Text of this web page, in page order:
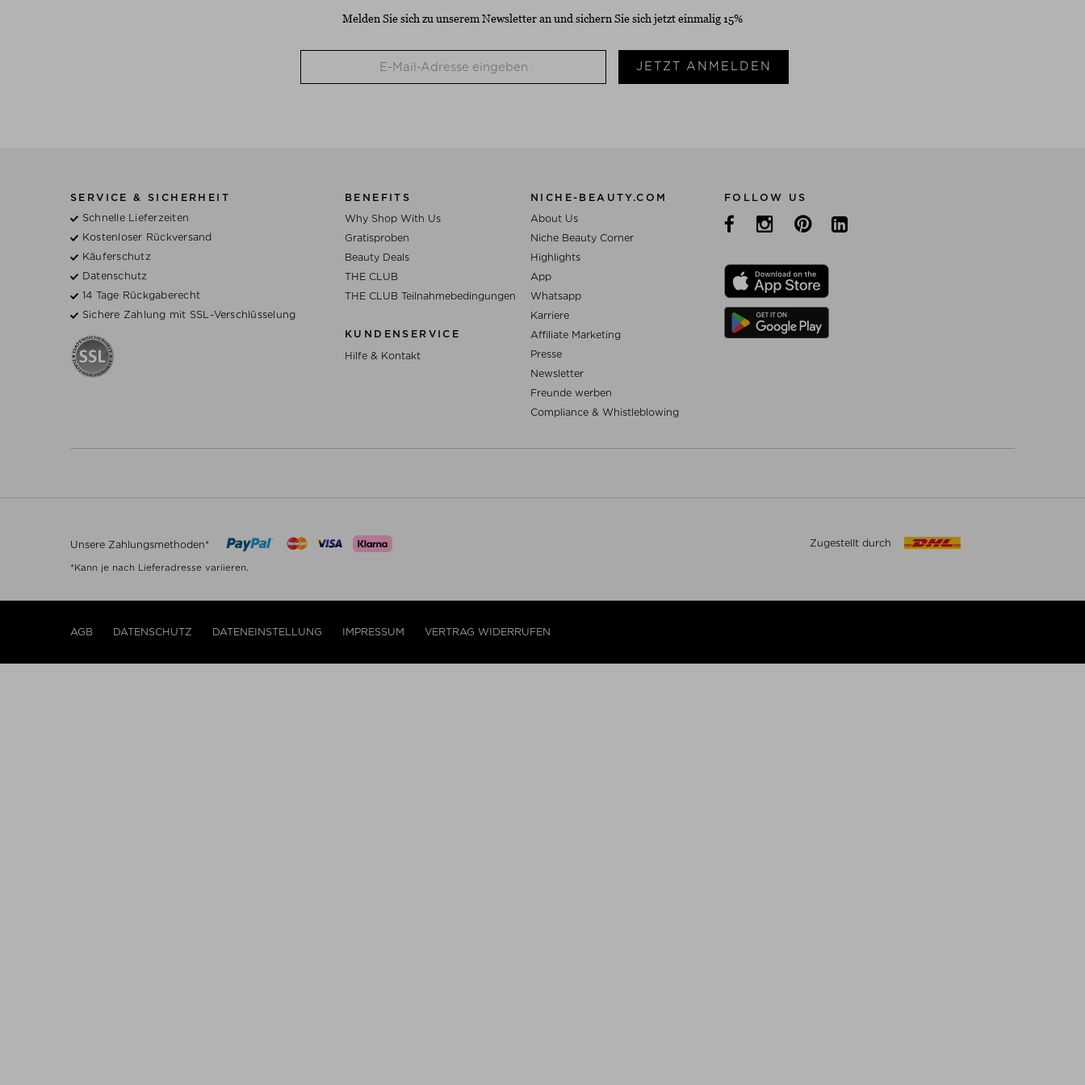
Melden Sie sich zu unserem Newsletter an und sichern Sie sich jetzt einmalig 15%
JETZT ANMELDEN
SERVICE & SICHERHEIT
Schnelle Lieferzeiten
Kostenloser Rückversand
Käuferschutz
Datenschutz
14 Tage Rückgaberecht
Sichere Zahlung mit SSL-Verschlüsselung
BENEFITS
Why Shop With Us
Gratisproben
Beauty Deals
THE CLUB
THE CLUB Teilnahmebedingungen
KUNDENSERVICE
Hilfe & Kontakt
NICHE-BEAUTY.COM
About Us
Niche Beauty Corner
Highlights
App
Whatsapp
Karriere
Affiliate Marketing
Presse
Newsletter
Freunde werben
Compliance & Whistleblowing
FOLLOW US
Unsere Zahlungsmethoden*
*Kann je nach Lieferadresse variieren.
Zugestellt durch
AGB DATENSCHUTZ DATENEINSTELLUNG IMPRESSUM VERTRAG WIDERRUFEN